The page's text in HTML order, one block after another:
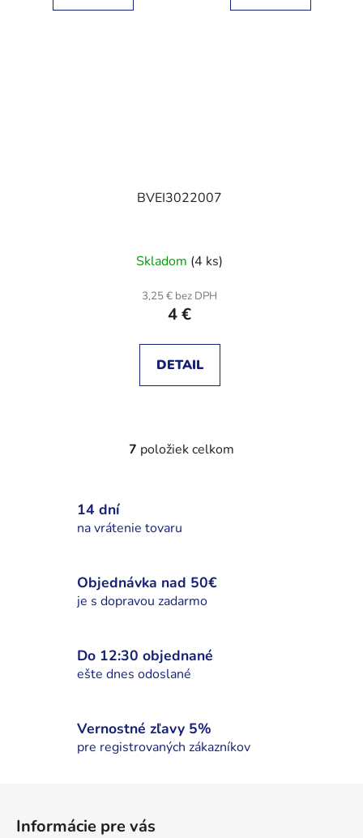
BVEI3022007
Skladom (4 ks)
3,25 € bez DPH
4 €
DETAIL
O
d
i
e
v
k
ý
p
7 položiek celkom
14 dní
na vrátenie tovaru
Objednávka nad 50€
je s dopravou zadarmo
Do 12:30 objednané
ešte dnes odoslané
Vernostné zľavy 5%
pre registrovaných zákazníkov
Informácie pre vás